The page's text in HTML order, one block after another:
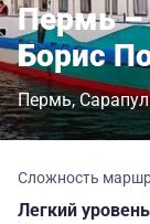
Пермь –
Борис
Пермь Сарапул
Сложность
Легкий уровень